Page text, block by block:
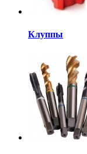
Клуппы